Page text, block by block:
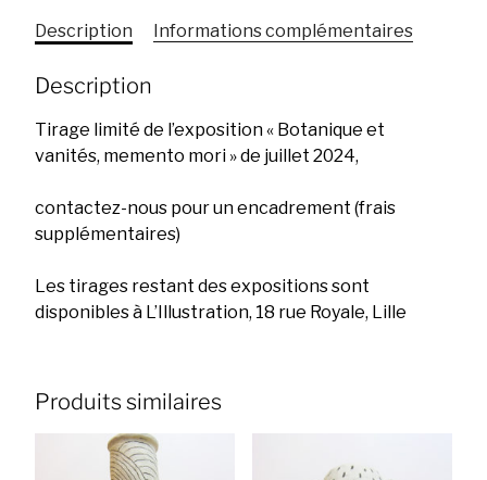
Description Informations complémentaires
Description
Tirage limité de l’exposition « Botanique et
vanités, memento mori » de juillet 2024,
contactez-nous pour un encadrement (frais
supplémentaires)
Les tirages restant des expositions sont
disponibles à L’Illustration, 18 rue Royale, Lille
Produits similaires